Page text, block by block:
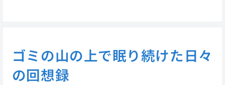
ゴミの山の上で眠り続けた日々
の回想録